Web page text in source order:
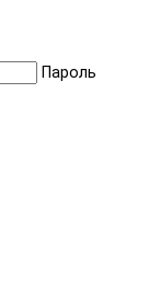
Пароль